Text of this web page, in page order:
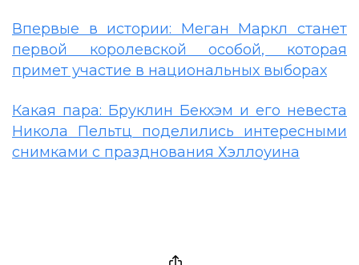
Впервые в истории: Меган Маркл станет
первой королевской особой, которая
примет участие в национальных выборах
Какая пара: Бруклин Бекхэм и его невеста
Никола Пельтц поделились интересными
снимками с празднования Хэллоуина